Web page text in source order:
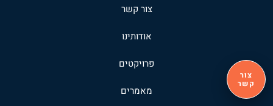
צור קשר
אודותינו
פרויקטים
מאמרים
צור
קשר